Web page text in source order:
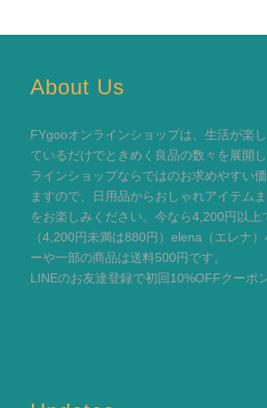
About Us
FYgooオンラインショップは、生活が楽
ているだけでときめく良品の数々を展開
ラインショップならではのお求めやすい
ますので、日用品からおしゃれアイテム
をお楽しみください。今なら4,200円以上
（4,200円未満は880円）elena（エレナ
ーや一部の商品は送料500円です。
LINEのお友達登録で初回10%OFFクーポ